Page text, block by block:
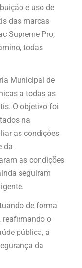
e uso de
das marcas
Supreme Pro,
todas
Municipal de
a todas as
O objetivo foi
na
as condições
da
as condições
seguiram
de forma
reafirmando o
pública, a
da